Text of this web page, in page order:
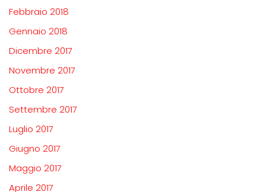
Febbraio 2018
Gennaio 2018
Dicembre 2017
Novembre 2017
Ottobre 2017
Settembre 2017
Luglio 2017
Giugno 2017
Maggio 2017
Aprile 2017